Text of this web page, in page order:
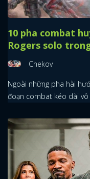
10 pha combat
Rogers solo
Chekov
Ngoài những pha hài
đoạn combat kéo dài vô